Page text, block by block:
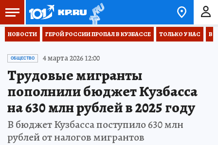
НОВОСТИ ГЕРОЙ РОССИИ ПРОПАЛ В КУЗБАССЕ ТОЛЬКО У НАС
ОБЩЕСТВО 4 марта 2026 12:00
Трудовые мигранты
пополнили бюджет Кузбасса
на 630 млн рублей в 2025 году
В бюджет Кузбасса поступило 630 млн
рублей от налогов мигрантов